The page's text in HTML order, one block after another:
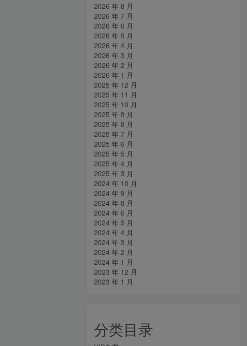
2026 年 8 月
2026 年 7 月
2026 年 6 月
2026 年 5 月
2026 年 4 月
2026 年 3 月
2026 年 2 月
2026 年 1 月
2025 年 12 月
2025 年 11 月
2025 年 10 月
2025 年 9 月
2025 年 8 月
2025 年 7 月
2025 年 6 月
2025 年 5 月
2025 年 4 月
2025 年 3 月
2024 年 10 月
2024 年 9 月
2024 年 8 月
2024 年 6 月
2024 年 5 月
2024 年 4 月
2024 年 3 月
2024 年 2 月
2024 年 1 月
2023 年 12 月
2023 年 1 月
分类目录